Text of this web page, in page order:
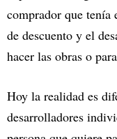
comprador que
de descuento y el
hacer las obras o
Hoy la realidad es
desarrolladores